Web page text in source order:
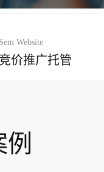
Sem Website
竞价推广托管